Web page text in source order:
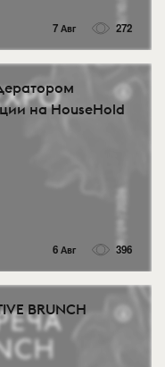
7 Авг 272
на HouseHold
6 Авг 396
BRUNCH